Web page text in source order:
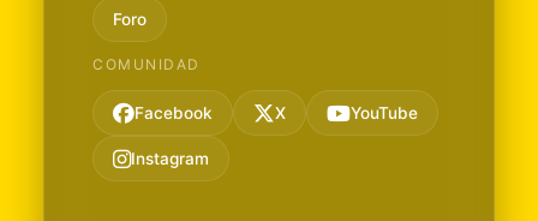
Foro
COMUNIDAD
Facebook X YouTube
Instagram